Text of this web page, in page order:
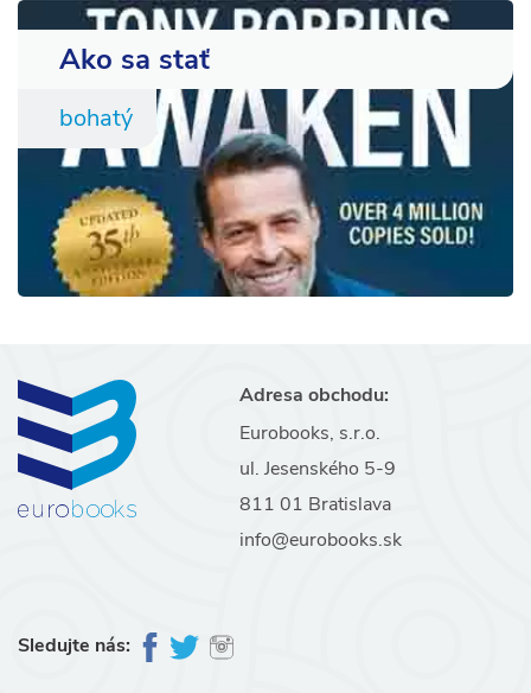
Ako sa stať
bohatý
Adresa obchodu:
Eurobooks, s.r.o.
ul. Jesenského 5-9
811 01 Bratislava
info@eurobooks.sk
Sledujte nás: